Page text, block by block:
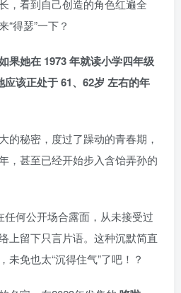
，看到自己创造的角色红遍全
“得瑟”一下？
果她在 1973 年就读小学四年级
应该正处于 61、62岁 左右的年
的秘密，度过了躁动的青春期，
，甚至已经开始步入含饴弄孙的
何公开场合露面，从未接受过
上留下只言片语。这种沉默简直
未免也太“沉得住气”了吧！？